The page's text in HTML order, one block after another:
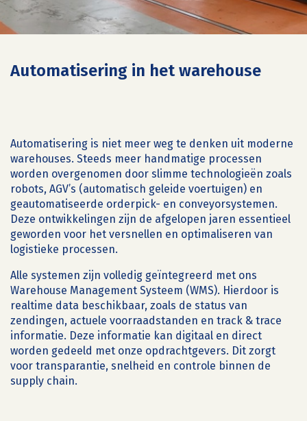
Automatisering in het warehouse
Automatisering is niet meer weg te denken uit moderne
warehouses. Steeds meer handmatige processen
worden overgenomen door slimme technologieën zoals
robots, AGV’s (automatisch geleide voertuigen) en
geautomatiseerde orderpick- en conveyorsystemen.
Deze ontwikkelingen zijn de afgelopen jaren essentieel
geworden voor het versnellen en optimaliseren van
logistieke processen.
Alle systemen zijn volledig geïntegreerd met ons
Warehouse Management Systeem (WMS). Hierdoor is
realtime data beschikbaar, zoals de status van
zendingen, actuele voorraadstanden en track & trace
informatie. Deze informatie kan digitaal en direct
worden gedeeld met onze opdrachtgevers. Dit zorgt
voor transparantie, snelheid en controle binnen de
supply chain.